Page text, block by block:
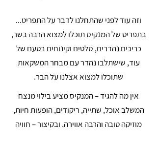
וזה עוד לפני שהתחלנו לדבר על התפריט...
בתפריט של המנקיס תוכלו למצוא הרבה בשר,
כריכים נהדרים, סלטים וקינוחים בטעם של
עוד, שישתלבו נהדר עם מבחר המשקאות
שתוכלו למצוא אצלנו על הבר.
אין מה להגיד – המנקיס מציע בילוי מנצח
המשלב אוכל, שתייה, ריקודים, הופעות חיות,
מוזיקה טובה והרבה אווירה, ובקיצור – חוויה